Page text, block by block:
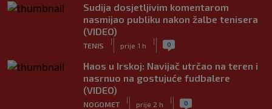
Sudija dosjetljivim komentarom
nasmijao publiku nakon žalbe tenisera
(VIDEO)
TENIS
|
prije 1 h
| 0
Haos u Irskoj: Navijač utrčao na teren i
nasrnuo na gostujuće fudbalere
(VIDEO)
NOGOMET
|
prije 2 h
| 0